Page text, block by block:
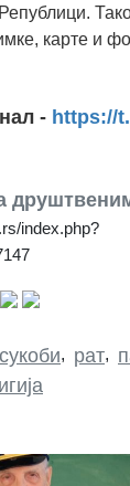
карте и
- https://
index.php?
сукоби, рат,